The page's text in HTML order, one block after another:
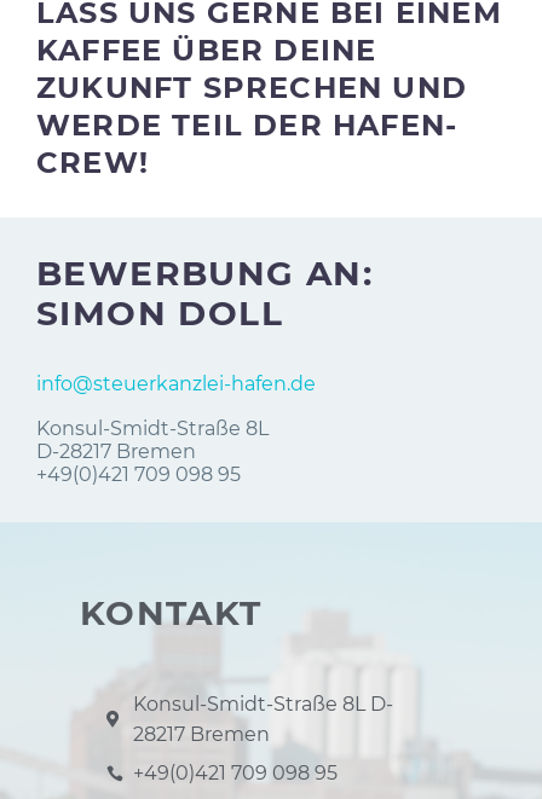
LASS UNS GERNE BEI EINEM
KAFFEE ÜBER DEINE
ZUKUNFT SPRECHEN UND
WERDE TEIL DER HAFEN-
CREW!
BEWERBUNG AN:
SIMON DOLL
info@steuerkanzlei-hafen.de
Konsul-Smidt-Straße 8L
D-28217 Bremen
+49(0)421 709 098 95
KONTAKT
Konsul-Smidt-Straße 8L D-
28217 Bremen
+49(0)421 709 098 95